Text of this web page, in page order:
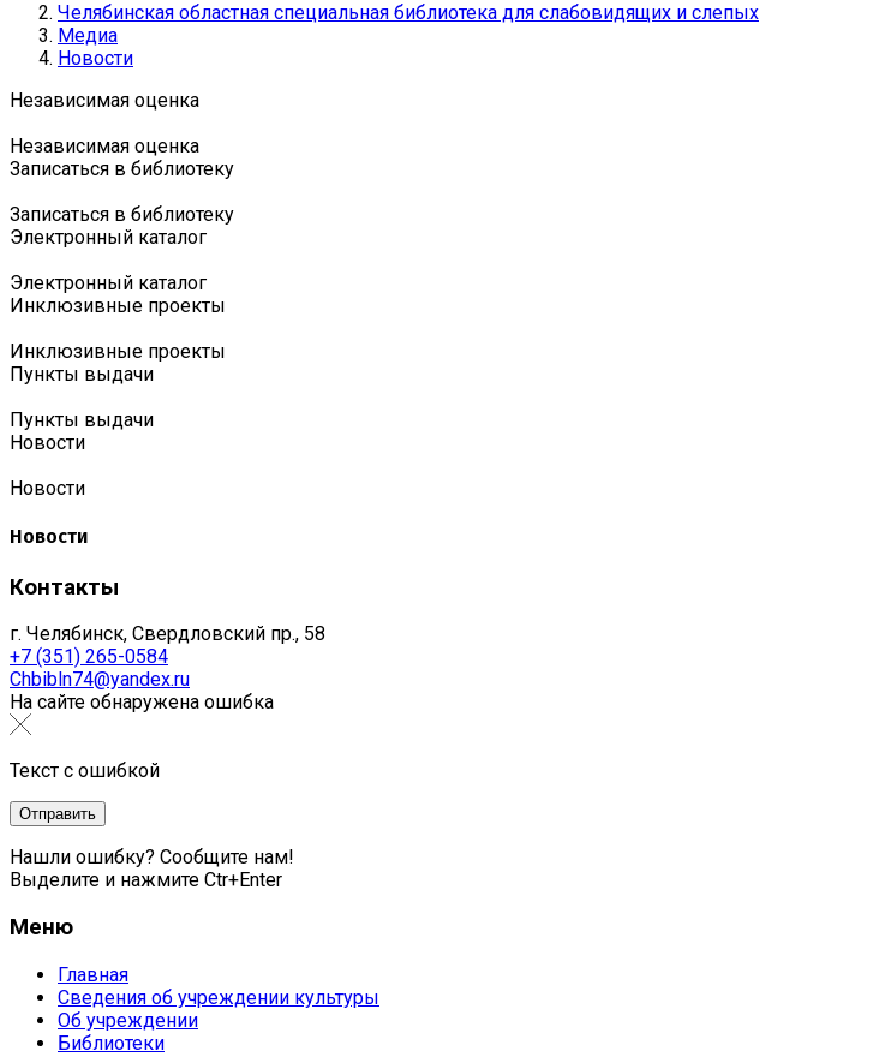
Челябинская областная специальная библиотека для слабовидящих и слепых
Медиа
Новости
Независимая оценка
Независимая оценка
Записаться в библиотеку
Записаться в библиотеку
Электронный каталог
Электронный каталог
Инклюзивные проекты
Инклюзивные проекты
Пункты выдачи
Пункты выдачи
Новости
Новости
Новости
Контакты
г. Челябинск, Свердловский пр., 58
+7 (351) 265-0584
Chbibln74@yandex.ru
На сайте обнаружена ошибка
Текст с ошибкой
Нашли ошибку? Сообщите нам!
Выделите и нажмите Ctr+Enter
Меню
Главная
Сведения об учреждении культуры
Об учреждении
Библиотеки